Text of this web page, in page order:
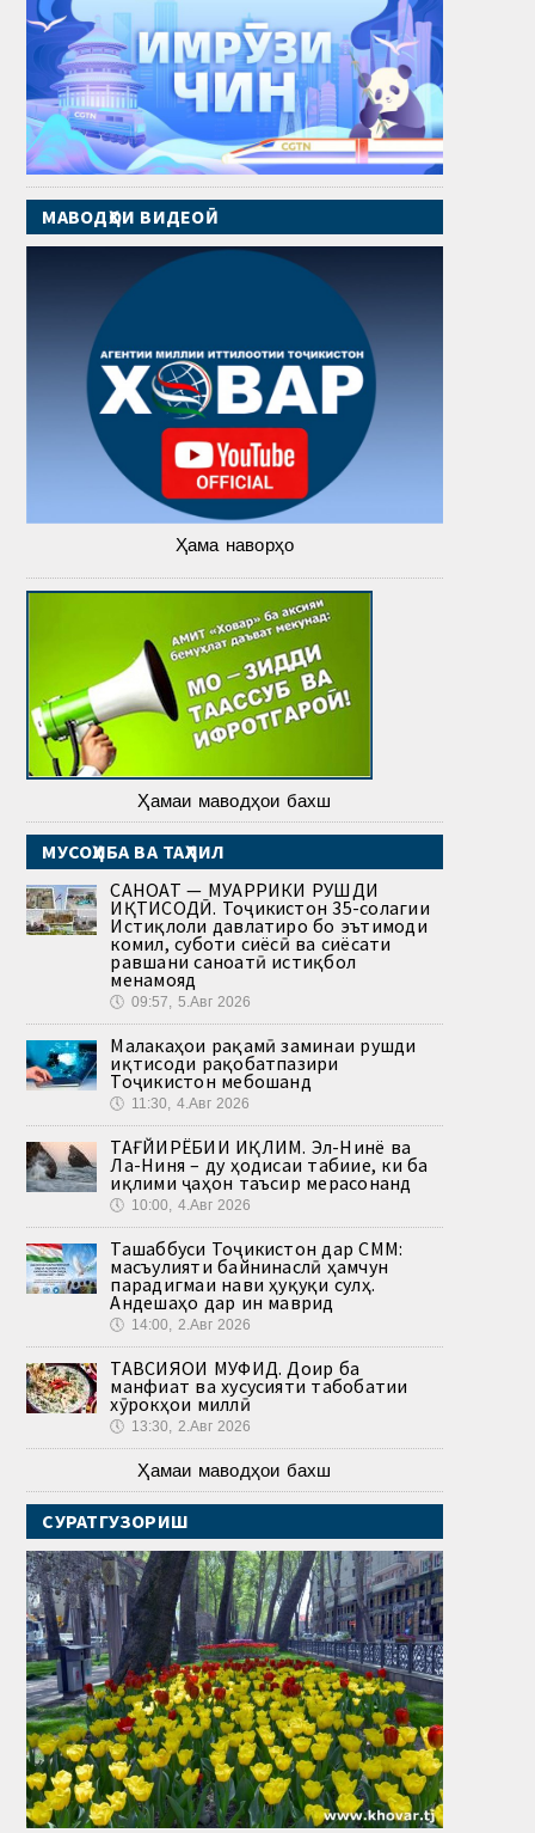
МАВОДҲОИ ВИДЕОӢ
Ҳама наворҳо
Ҳамаи маводҳои бахш
МУСОҲИБА ВА ТАҲЛИЛ
САНОАТ — МУҲАРРИКИ РУШДИ
ИҚТИСОДӢ. Тоҷикистон 35-солагии
Истиқлоли давлатиро бо эътимоди
комил, суботи сиёсӣ ва сиёсати
равшани саноатӣ истиқбол
менамояд
🕔 09:57, 5.Авг 2026
Малакаҳои рақамӣ заминаи рушди
иқтисоди рақобатпазири
Тоҷикистон мебошанд
🕔 11:30, 4.Авг 2026
ТАҒЙИРЁБИИ ИҚЛИМ. Эл-Нинё ва
Ла-Ниня – ду ҳодисаи табиие, ки ба
иқлими ҷаҳон таъсир мерасонанд
🕔 10:00, 4.Авг 2026
Ташаббуси Тоҷикистон дар СММ:
масъулияти байнинаслӣ ҳамчун
парадигмаи нави ҳуқуқи сулҳ.
Андешаҳо дар ин маврид
🕔 14:00, 2.Авг 2026
ТАВСИЯҲОИ МУФИД. Доир ба
манфиат ва хусусияти табобатии
хӯрокҳои миллӣ
🕔 13:30, 2.Авг 2026
Ҳамаи маводҳои бахш
СУРАТГУЗОРИШ